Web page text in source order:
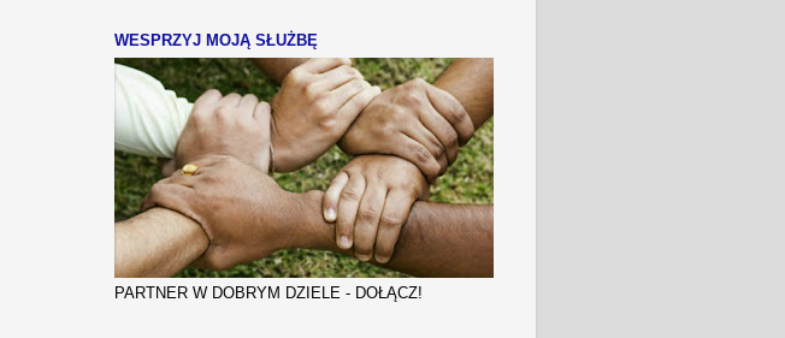
WESPRZYJ MOJĄ SŁUŻBĘ
PARTNER W DOBRYM DZIELE - DOŁĄCZ!